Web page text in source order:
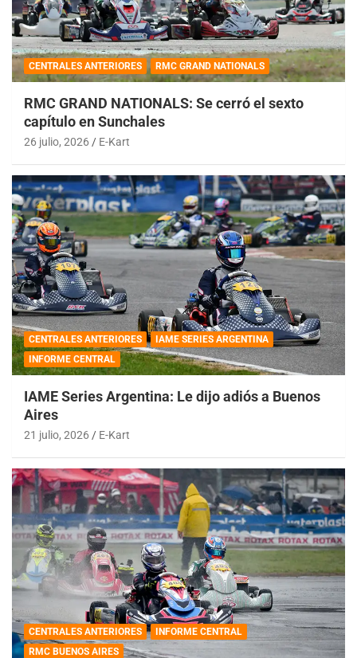
CENTRALES ANTERIORES RMC GRAND NATIONALS
RMC GRAND NATIONALS: Se cerró el sexto
capítulo en Sunchales
26 julio, 2026 E-Kart
CENTRALES ANTERIORES
IAME SERIES ARGENTINA
INFORME CENTRAL
IAME Series Argentina: Le dijo adiós a Buenos
Aires
21 julio, 2026 E-Kart
CENTRALES ANTERIORES
INFORME CENTRAL
RMC BUENOS AIRES